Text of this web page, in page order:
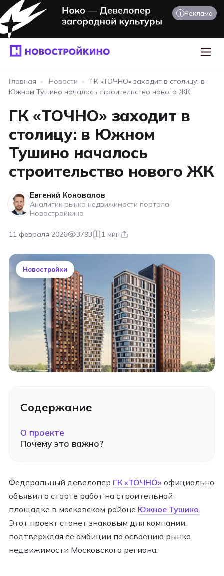
i Реклама
Главная • Новости •
ГК «ТОЧНО» заходит в столицу: в
Южном Тушино началось строительство нового ЖК
ГК «ТОЧНО» заходит в
столицу: в Южном
Тушино началось
строительство нового ЖК
Евгений Коновалов
Аналитик рынка недвижимости портала
Новостройкино
11 февраля 2026 3793 1 мин
Новостройки
Содержание
О проекте
Почему это важно?
Федеральный девелопер ГК «ТОЧНО» официально
объявил о старте работ на строительной
площадке в московском районе Южное Тушино
Этот проект станет знаковым для компании,
подтверждая её амбиции по освоению рынка
недвижимости Московского региона.